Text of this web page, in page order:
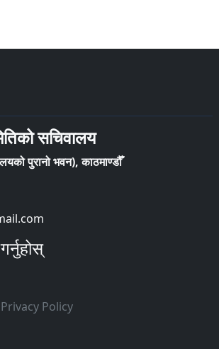
सचिवालय
पुरानो भवन), काठमाण्डौँ
Privacy Policy